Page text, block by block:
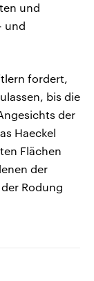
und
und
fordert,
bis die
der
Haeckel
Flächen
der
Rodung